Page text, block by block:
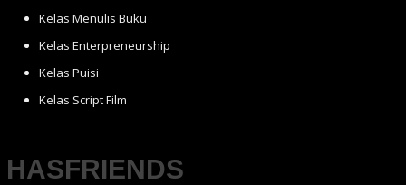
Kelas Menulis Buku
Kelas Enterpreneurship
Kelas Puisi
Kelas Script Film
HASFRIENDS